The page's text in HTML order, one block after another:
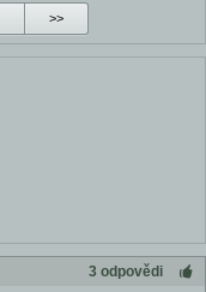
>>
3 odpovědi